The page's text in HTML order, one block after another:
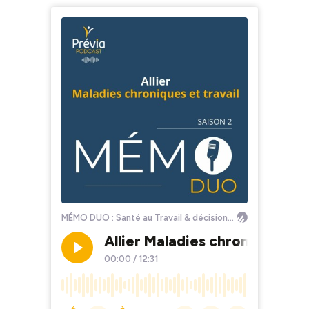
MÉMO DUO : Santé au Travail & décisions RH
Allier Maladies chroniques
00:00 / 12:31